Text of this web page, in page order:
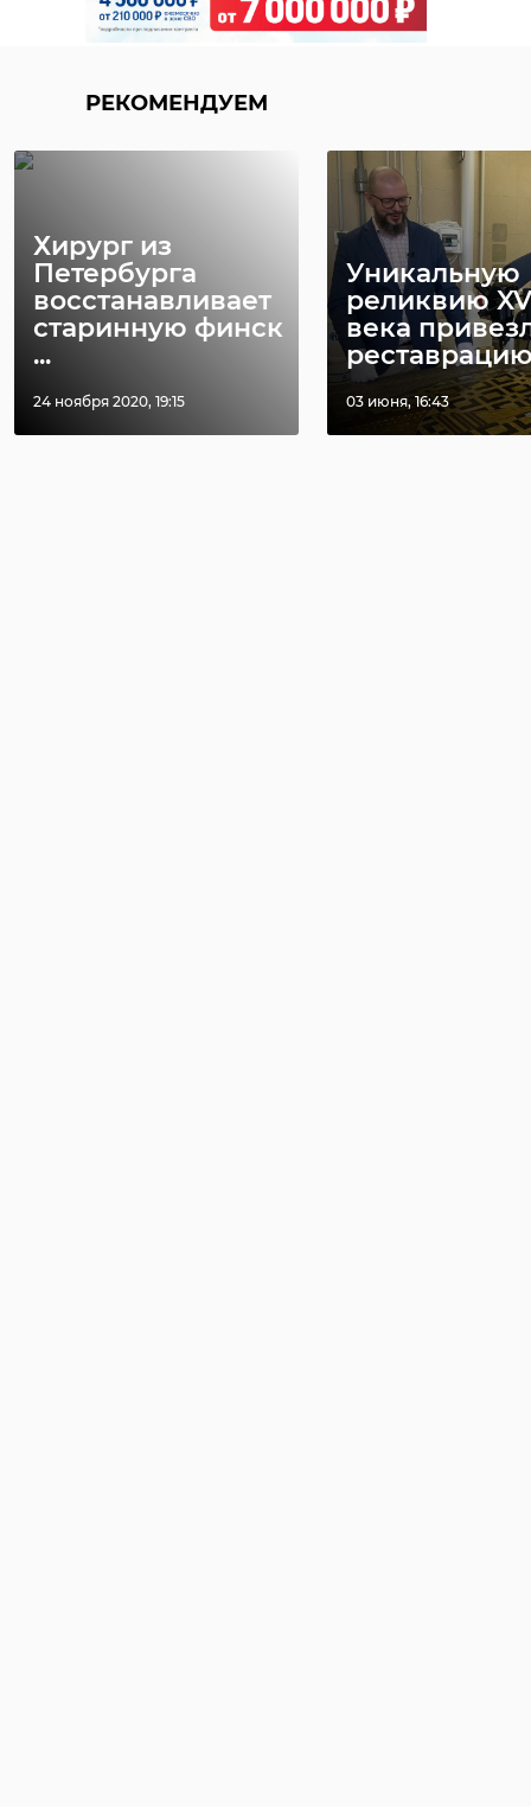
РЕКОМЕНДУЕМ
Хирург из
Петербурга
восстанавливает
старинную финск
...
24 ноября 2020, 19:15
Уникальную
реликвию
века
03 июня, 16:43